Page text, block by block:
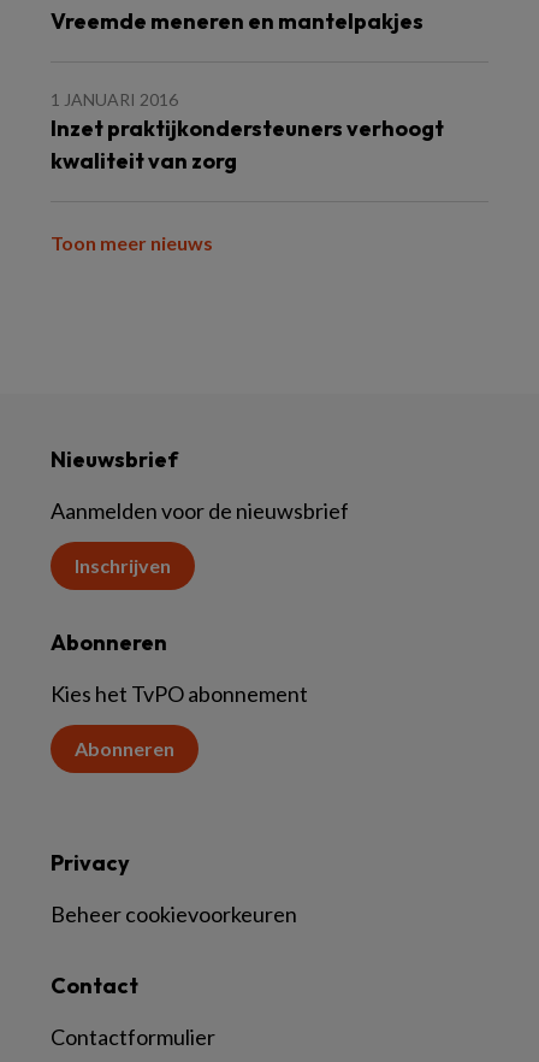
Vreemde meneren en mantelpakjes
1 JANUARI 2016
Inzet praktijkondersteuners verhoogt
kwaliteit van zorg
Toon meer nieuws
Nieuwsbrief
Aanmelden voor de nieuwsbrief
Inschrijven
Abonneren
Kies het TvPO abonnement
Abonneren
Contact
Contactformulier
Privacy
Beheer cookievoorkeuren